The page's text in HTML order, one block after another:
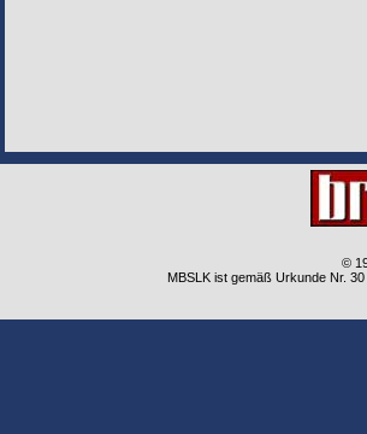
©
MBSLK ist gemäß Urkunde Nr.